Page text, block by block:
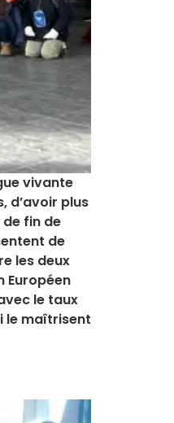
vivante
d’avoir plus
fin de
de
les deux
Européen
le taux
le maîtrisent